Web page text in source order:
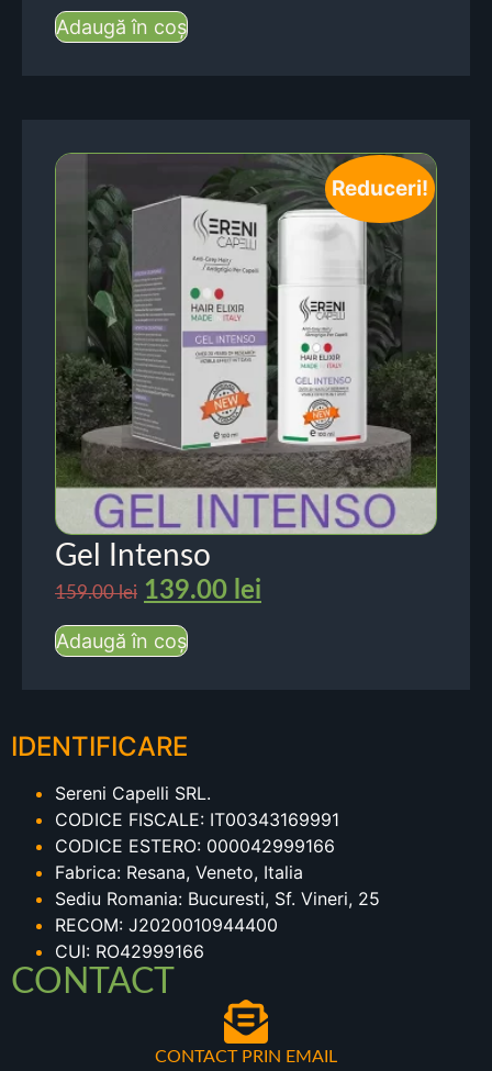
Adaugă în coș
Reduceri!
Gel Intenso
159.00lei 139.00 lei
Adaugă în coș
IDENTIFICARE
Sereni Capelli SRL.
CODICE FISCALE: IT00343169991
CODICE ESTERO: 000042999166
Fabrica: Resana, Veneto, Italia
Sediu Romania: Bucuresti, Sf. Vineri, 25
RECOM: J2020010944400
CUI: RO42999166
CONTACT
CONTACT PRIN EMAIL